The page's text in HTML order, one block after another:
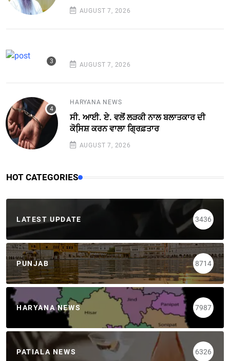
AUGUST 7, 2026
AUGUST 7, 2026
HARYANA NEWS
ਸੀ. ਆਈ. ਏ. ਵਲੋਂ ਲੜਕੀ ਨਾਲ ਬਲਾਤਕਾਰ ਦੀ
ਕੋਸਿ਼ਸ਼ ਕਰਨ ਵਾਲਾ ਗ੍ਰਿਫ਼ਤਾਰ
AUGUST 7, 2026
HOT CATEGORIES
LATEST UPDATE 3436
PUNJAB 8714
HARYANA NEWS 7987
PATIALA NEWS 6326